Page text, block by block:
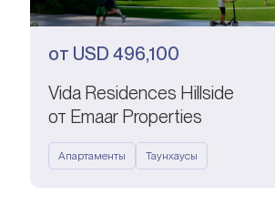
от USD 496,100
Vida Residences Hillside
от Emaar Properties
Апартаменты Таунхаусы